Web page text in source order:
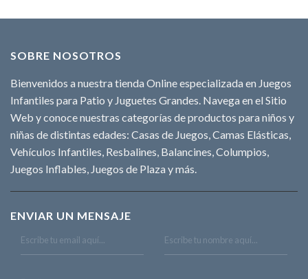
SOBRE NOSOTROS
Bienvenidos a nuestra tienda Online especializada en Juegos
Infantiles para Patio y Juguetes Grandes. Navega en el Sitio
Web y conoce nuestras categorías de productos para niños y
niñas de distintas edades: Casas de Juegos, Camas Elásticas,
Vehículos Infantiles, Resbalines, Balancines, Columpios,
Juegos Inflables, Juegos de Plaza y más.
ENVIAR UN MENSAJE